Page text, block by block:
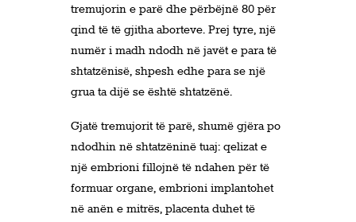
tremujorin e parë dhe përbëjnë 80 për
qind të të gjitha aborteve. Prej tyre, një
numër i madh ndodh në javët e para të
shtatzënisë, shpesh edhe para se një
grua ta dijë se është shtatzënë.
Gjatë tremujorit të parë, shumë gjëra po
ndodhin në shtatzëninë tuaj: qelizat e
një embrioni fillojnë të ndahen për të
formuar organe, embrioni implantohet
në anën e mitrës, placenta duhet të